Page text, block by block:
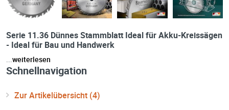
Serie 11.36 Dünnes Stammblatt Ideal für Akku-Kreissägen
- Ideal für Bau und Handwerk
weiterlesen
Schnellnavigation
Zur Artikelübersicht (4)